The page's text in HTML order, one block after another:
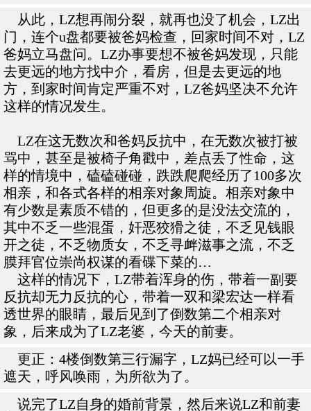
从此，LZ想再闹分裂，就再也没了机会，LZ出
门，连个u盘都要被爸妈检查，回家时间不对，LZ
爸妈立马盘问。LZ办事要想不被爸妈发现，只能
去更远的地方找中介，看房，但是去更远的地
方，到家时间肯定严重不对，LZ爸妈坚决不允许
这样的情况发生。
LZ在这无数次和爸妈反抗中，在无数次被打被
骂中，甚至是被椅子角戳中，差点丢了性命，这
样的情境中，磕磕碰碰，跌跌爬爬经历了100多次
相亲，和各式各样的相亲对象周旋。相亲对象中
有少数是素质不错的，但更多的是没法交流的，
其中不乏一些混蛋，奸恶狡猾之徒，不乏见钱眼
开之徒，不乏物质女，不乏寻衅滋事之流，不乏
膜拜官位崇尚权谋的看碟下菜的…
这样的情况下，LZ带着浑身的伤，带着一副要
反抗却无力反抗的心，带着一双和梁宏达一样看
透世界的眼睛，最后见到了倒数第二个相亲对
象，后来成为了LZ老婆，今天的前妻。
更正：4楼倒数第三行漏字，LZ妈已经可以一手
遮天，呼风唤雨，为所欲为了。
说完了LZ自身的婚前背景，然后来说LZ和前妻